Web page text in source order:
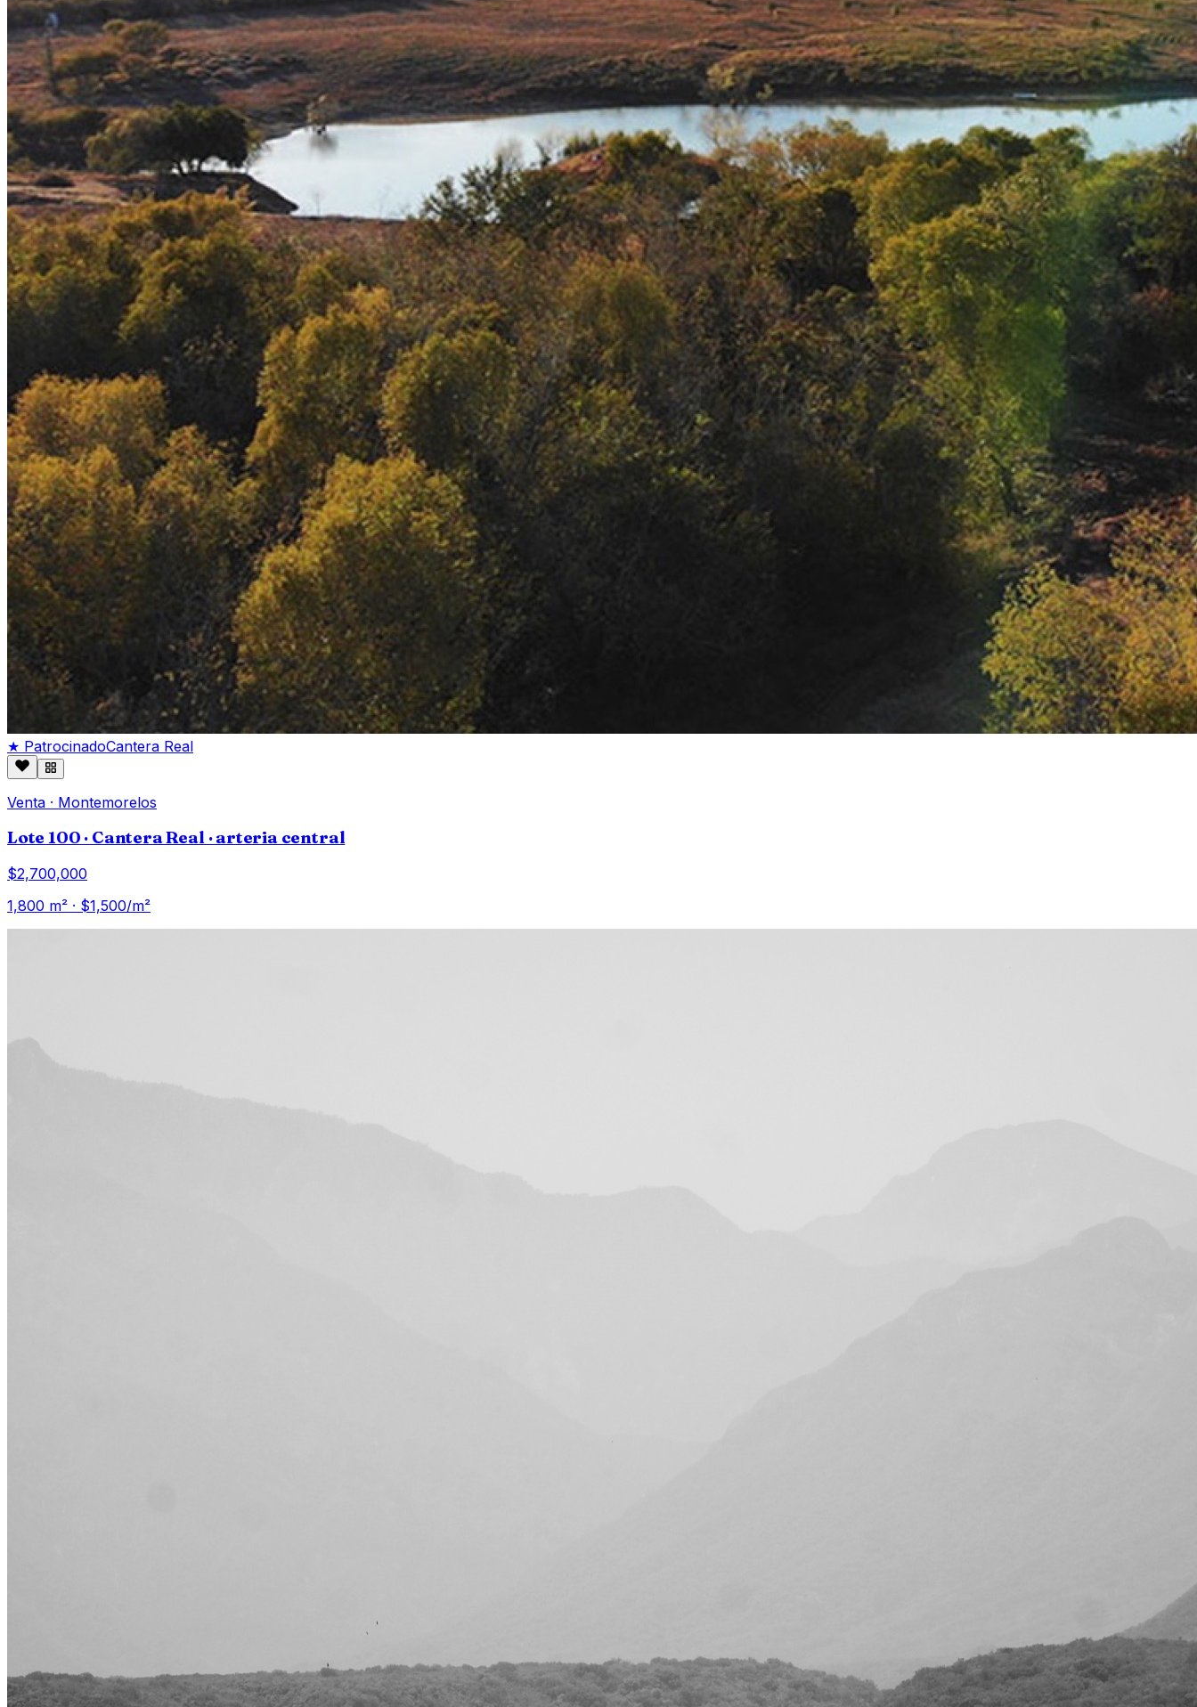
★ PatrocinadoCantera Real
Venta · Montemorelos
Lote 100 · Cantera Real · arteria central
$2,700,000
1,800 m² · $1,500/m²